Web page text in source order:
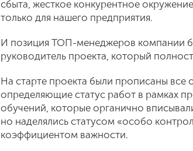
сбыта, жесткое конкурентное
только для нашего предприятия.
И позиция ТОП-менеджеров компании
руководитель проекта, который
На старте проекта были прописаны все
определяющие статус работ в рамках
обучений, которые органично
но наделялись статусом «особо
коэффициентом важности.